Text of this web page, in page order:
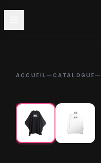
ACCUEIL— CATALOGUE—